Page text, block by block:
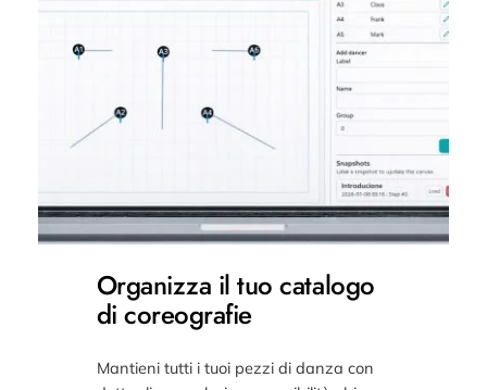
Organizza il tuo catalogo
di coreografie
Mantieni tutti i tuoi pezzi di danza con